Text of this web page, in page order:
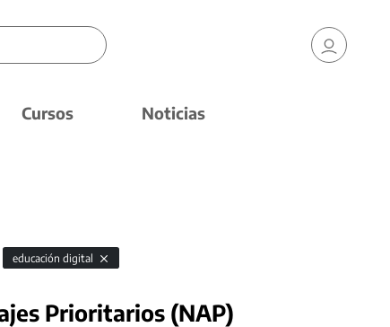
Cursos Noticias
educación digital
Prioritarios (NAP)